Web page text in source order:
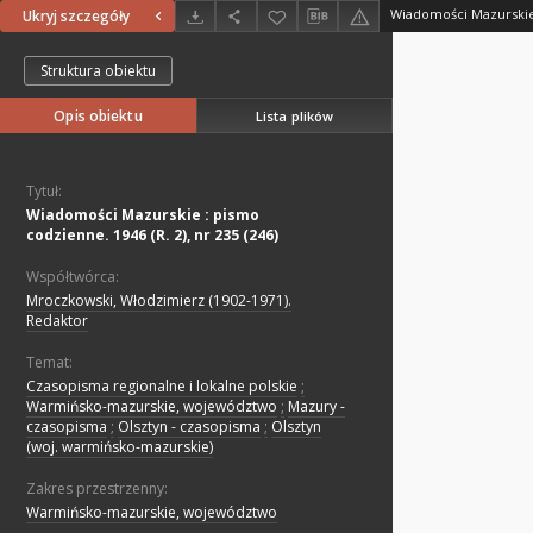
Ukryj szczegóły
Struktura obiektu
Opis obiektu Lista plików
Tytuł:
Wiadomości Mazurskie : pismo
codzienne. 1946 (R. 2), nr 235 (246)
Współtwórca:
Mroczkowski, Włodzimierz (1902-1971).
Redaktor
Temat:
Czasopisma regionalne i lokalne polskie ;
Warmińsko-mazurskie, województwo ; Mazury -
czasopisma ; Olsztyn - czasopisma ; Olsztyn
(woj. warmińsko-mazurskie)
Zakres przestrzenny:
Warmińsko-mazurskie, województwo